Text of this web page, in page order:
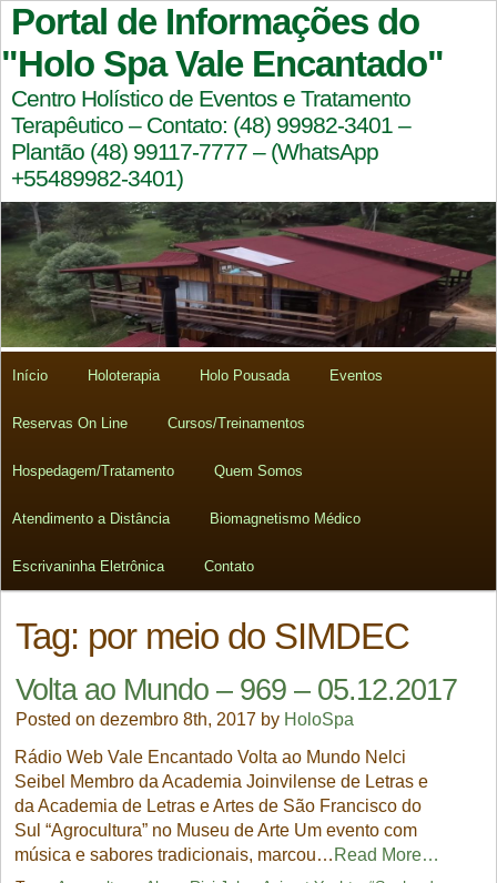
Portal de Informações do
"Holo Spa Vale Encantado"
Centro Holístico de Eventos e Tratamento
Terapêutico – Contato: (48) 99982-3401 –
Plantão (48) 99117-7777 – (WhatsApp
+55489982-3401)
Início Holoterapia Holo Pousada Eventos
Reservas On Line Cursos/Treinamentos
Hospedagem/Tratamento Quem Somos
Atendimento a Distância Biomagnetismo Médico
Escrivaninha Eletrônica Contato
Tag: por meio do SIMDEC
Volta ao Mundo – 969 – 05.12.2017
Posted on dezembro 8th, 2017 by HoloSpa
Rádio Web Vale Encantado Volta ao Mundo Nelci
Seibel Membro da Academia Joinvilense de Letras e
da Academia de Letras e Artes de São Francisco do
Sul “Agrocultura” no Museu de Arte Um evento com
música e sabores tradicionais, marcou… Read More…